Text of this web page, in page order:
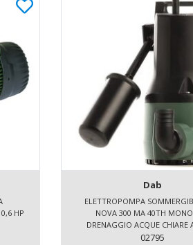
HP
Dab
ELETTROPOMPA
NOVA 300 MA 40TH
DRENAGGIO ACQUE CHIARE
DOMESTICO
02795